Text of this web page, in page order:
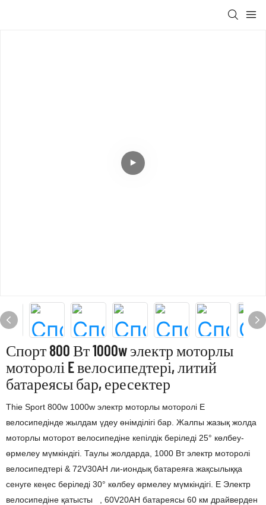
Спорт 800 Вт 1000w электр моторлы
моторолі E велосипедтері, литий
батареясы бар, ересектер
Thie Sport 800w 1000w электр моторлы моторолі E
велосипедінде жылдам үдеу өнімділігі бар. Жалпы жазық жолда
моторлы моторот велосипедіне кепілдік беріледі 25° көлбеу-
өрмелеу мүмкіндігі. Таулы жолдарда, 1000 Вт электр моторолі
велосипедтері & 72V30AH ли-иондық батареяға жақсылыққа
сенуге кеңес беріледі 30° көлбеу өрмелеу мүмкіндігі. E Электр
велосипедіне қатысты , 60V20AH батареясы 60 км драйверден